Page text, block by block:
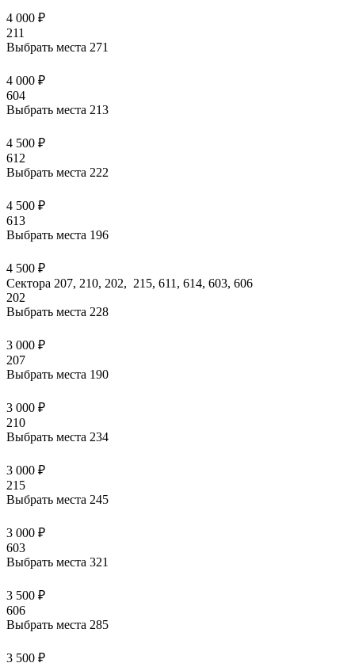
4 000 ₽
211
Выбрать места 271
4 000 ₽
604
Выбрать места 213
4 500 ₽
612
Выбрать места 222
4 500 ₽
613
Выбрать места 196
4 500 ₽
Сектора 207, 210, 202, 215, 611, 614, 603, 606
202
Выбрать места 228
3 000 ₽
207
Выбрать места 190
3 000 ₽
210
Выбрать места 234
3 000 ₽
215
Выбрать места 245
3 000 ₽
603
Выбрать места 321
3 500 ₽
606
Выбрать места 285
3 500 ₽